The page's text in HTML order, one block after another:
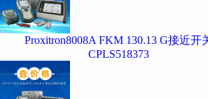
Proxitron8008A FKM 130.13 G接近开
CPLS518373